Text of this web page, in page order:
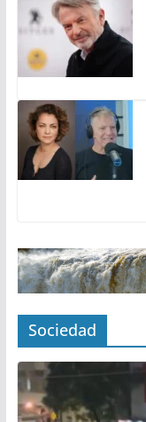
Sociedad